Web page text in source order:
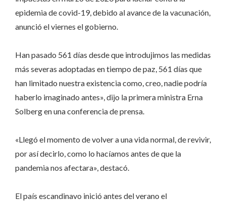
epidemia de covid-19, debido al avance de la vacunación,
anunció el viernes el gobierno.
Han pasado 561 días desde que introdujimos las medidas
más severas adoptadas en tiempo de paz, 561 días que
han limitado nuestra existencia como, creo, nadie podría
haberlo imaginado antes», dijo la primera ministra Erna
Solberg en una conferencia de prensa.
«Llegó el momento de volver a una vida normal, de revivir,
por así decirlo, como lo hacíamos antes de que la
pandemia nos afectara», destacó.
El país escandinavo inició antes del verano el